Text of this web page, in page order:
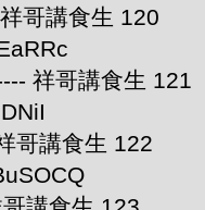
哥講食生 120
祥哥講食生 121
哥講食生 122